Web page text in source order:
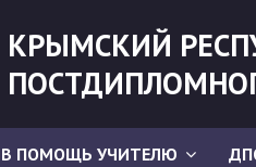
КРЫМСКИЙ
В ПОМОЩЬ УЧИТЕЛЮ